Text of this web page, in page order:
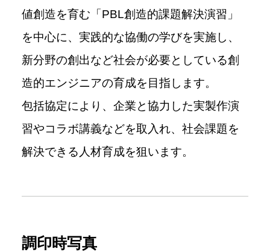
値創造を育む「 PBL創造的課題解決演習」
を中心に、実践的な協働の学びを実施し、
新分野の創出など社会が必要としている創
造的エンジニアの育成を目指します。
包括協定により、企業と協力した実製作演
習やコラボ講義などを取入れ、社会課題を
解決できる人材育成を狙います。
調印時写真